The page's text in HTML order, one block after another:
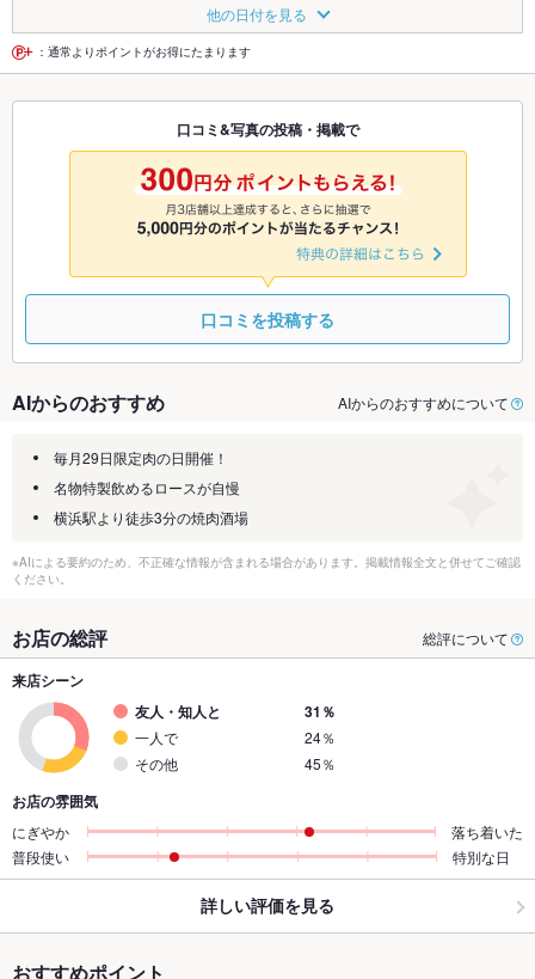
◎ ◎
8/25
◎
8/26
◎
8/27
◎ ◎ ◎
8/30 8/31 9/1
◎
9/2
◎
9/3
◎
9/4 9/5
9/8
◎
9/9
◎
9/10
◎
9/11
他の日付を見る
：通常よりポイントがお得にたまります
口コミ&写真の投稿・掲載で
口コミを投稿する
AIからのおすすめ AIからのおすすめについて
毎月29日限定肉の日開催！
名物特製飲めるロースが自慢
横浜駅より徒歩3分の焼肉酒場
※AIによる要約のため、不正確な情報が含まれる場合があります。掲載情報全文と併せてご確認
ください。
お店の総評 総評について
来店シーン
友人・知人と
31％
一人で
24％
その他
45％
お店の雰囲気
にぎやか
落ち着いた
普段使い
特別な日
詳しい評価を見る
おすすめポイント